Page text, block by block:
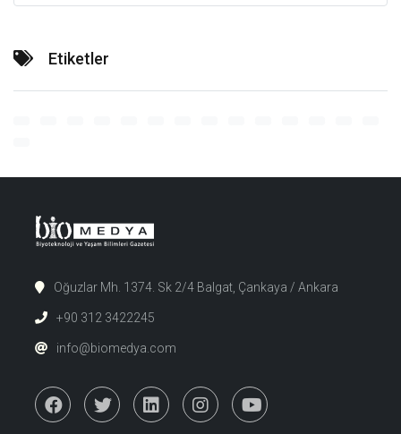
Etiketler
Oğuzlar Mh. 1374. Sk 2/4 Balgat, Çankaya / Ankara
+90 312 3422245
info@biomedya.com